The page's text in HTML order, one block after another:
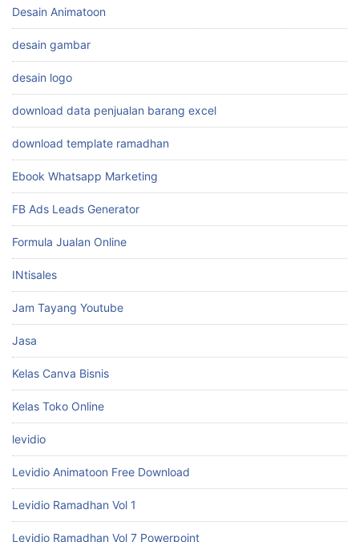
Desain Animatoon
desain gambar
desain logo
download data penjualan barang excel
download template ramadhan
Ebook Whatsapp Marketing
FB Ads Leads Generator
Formula Jualan Online
INtisales
Jam Tayang Youtube
Jasa
Kelas Canva Bisnis
Kelas Toko Online
levidio
Levidio Animatoon Free Download
Levidio Ramadhan Vol 1
Levidio Ramadhan Vol 7 Powerpoint